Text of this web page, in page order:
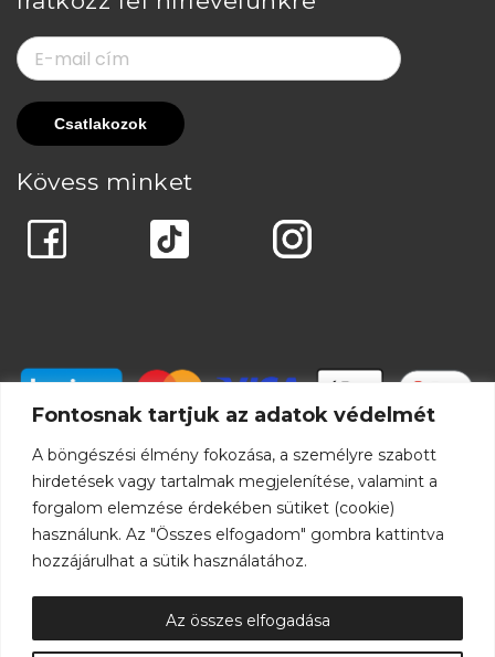
Fontosnak tartjuk az adatok védelmét
A böngészési élmény fokozása, a személyre szabott
hirdetések vagy tartalmak megjelenítése, valamint a
forgalom elemzése érdekében sütiket (cookie)
használunk. Az "Összes elfogadom" gombra kattintva
hozzájárulhat a sütik használatához.
Az összes elfogadása
Kövess minket